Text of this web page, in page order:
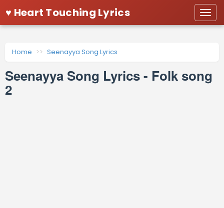
♥ Heart Touching Lyrics
Home Seenayya Song Lyrics
Seenayya Song Lyrics - Folk song
2